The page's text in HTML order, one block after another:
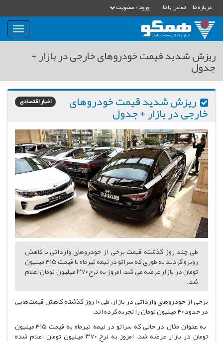
درباره ما تماس با ما ورود / عضویت
بار
و
ریزش شدید قیمت خودروهای خارجی در بازار +
جدول
اخبار اقتصادی ریزش شدید قیمت خودروهای
خارجی در بازار + جدول
طی چند روز گذشته قیمت برخی از خودروهای وارداتی با کاهش
روبرو گردید به طوری که سراتو در نیمه تیرماه با قیمت ۴۱۵ میلیون
تومان در بازار عرضه می شد، امروز به نرخ ۳۷۰ میلیون تومان اعلام
شد.
برخی از خودروهای وارداتی در بازار، طی ۱۰ روز گذشته کاهش قیمت‌هایی
در حدود ۴۰ میلیون تومان را تجربه کرده اند.
به عنوان مثال در حالی که سراتو در نیمه تیرماه به قیمت ۴۱۵ میلیون
تومان در بازار عرضه شد، امروز به نرخ ۳۷۰ میلیون تومان اعلام شده